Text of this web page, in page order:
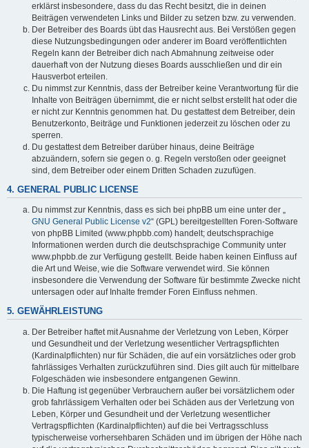
erklärst insbesondere, dass du das Recht besitzt, die in deinen
Beiträgen verwendeten Links und Bilder zu setzen bzw. zu verwenden.
Der Betreiber des Boards übt das Hausrecht aus. Bei Verstößen gegen
diese Nutzungsbedingungen oder anderer im Board veröffentlichten
Regeln kann der Betreiber dich nach Abmahnung zeitweise oder
dauerhaft von der Nutzung dieses Boards ausschließen und dir ein
Hausverbot erteilen.
Du nimmst zur Kenntnis, dass der Betreiber keine Verantwortung für die
Inhalte von Beiträgen übernimmt, die er nicht selbst erstellt hat oder die
er nicht zur Kenntnis genommen hat. Du gestattest dem Betreiber, dein
Benutzerkonto, Beiträge und Funktionen jederzeit zu löschen oder zu
sperren.
Du gestattest dem Betreiber darüber hinaus, deine Beiträge
abzuändern, sofern sie gegen o. g. Regeln verstoßen oder geeignet
sind, dem Betreiber oder einem Dritten Schaden zuzufügen.
4. GENERAL PUBLIC LICENSE
Du nimmst zur Kenntnis, dass es sich bei phpBB um eine unter der „
GNU General Public License v2“ (GPL) bereitgestellten Foren-Software
von phpBB Limited (www.phpbb.com) handelt; deutschsprachige
Informationen werden durch die deutschsprachige Community unter
www.phpbb.de zur Verfügung gestellt. Beide haben keinen Einfluss auf
die Art und Weise, wie die Software verwendet wird. Sie können
insbesondere die Verwendung der Software für bestimmte Zwecke nicht
untersagen oder auf Inhalte fremder Foren Einfluss nehmen.
5. GEWÄHRLEISTUNG
Der Betreiber haftet mit Ausnahme der Verletzung von Leben, Körper
und Gesundheit und der Verletzung wesentlicher Vertragspflichten
(Kardinalpflichten) nur für Schäden, die auf ein vorsätzliches oder grob
fahrlässiges Verhalten zurückzuführen sind. Dies gilt auch für mittelbare
Folgeschäden wie insbesondere entgangenen Gewinn.
Die Haftung ist gegenüber Verbrauchern außer bei vorsätzlichem oder
grob fahrlässigem Verhalten oder bei Schäden aus der Verletzung von
Leben, Körper und Gesundheit und der Verletzung wesentlicher
Vertragspflichten (Kardinalpflichten) auf die bei Vertragsschluss
typischerweise vorhersehbaren Schäden und im übrigen der Höhe nach